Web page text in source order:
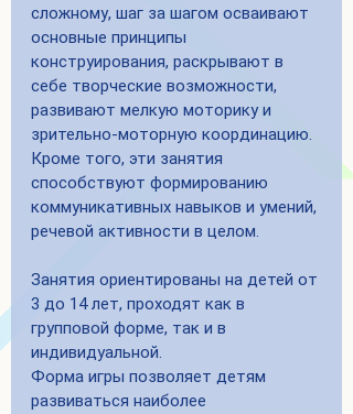
сложному, шаг за шагом осваивают
основные принципы
конструирования, раскрывают в
себе творческие возможности,
развивают мелкую моторику и
зрительно-моторную координацию.
Кроме того, эти занятия
способствуют формированию
коммуникативных навыков и умений,
речевой активности в целом.
Занятия ориентированы на детей от
3 до 14 лет, проходят как в
групповой форме, так и в
индивидуальной.
Форма игры позволяет детям
развиваться наиболее